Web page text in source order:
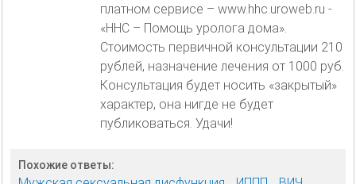
платном сервисе – www.hhc.uroweb.ru -
«HHC – Помощь уролога дома».
Стоимость первичной консультации 210
рублей, назначение лечения от 1000 руб.
Консультация будет носить «закрытый»
характер, она нигде не будет
публиковаться. Удачи!
Похожие ответы: